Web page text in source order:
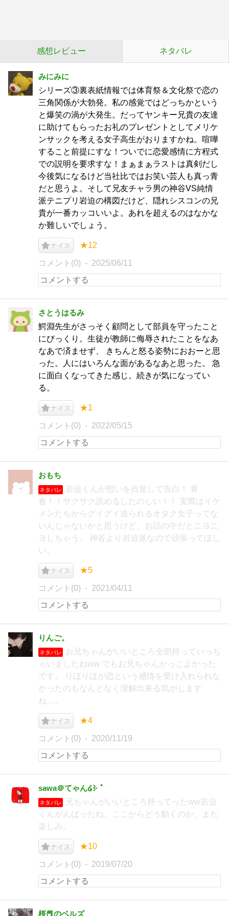
感想レビュー ネタバレ
みにみに
シリーズ③裏表紙情報では体育祭＆文化祭で恋の
三角関係が大勃発。私の感覚ではどっちかという
と爆笑の渦が大発生。だってヤンキー兄貴の友達
に助けてもらったお礼のプレゼントとしてメリケ
ンサックを考える女子高生がおりますかね。喧嘩
すること前提にすな！ついでに恋愛感情に方程式
での説明を要求すな！まぁまぁラストは真剣だし
今後気になるけど当社比ではお笑い芸人も真っ青
だと思うよ。そして兄友チャラ男の神谷VS純情
派テニプリ岩迫の構図だけど、隠れシスコンの兄
貴が一番カッコいいよ。あれを超えるのはなかな
か難しいでしょう。
ナイス ★12
コメント(0) 2025/06/11
さとうはるみ
鰐淵先生がさっそく顧問として部員を守ったこと
にびっくり。生徒が教師に侮辱されたことをなあ
なあで済ませず、 きちんと怒る姿勢におおーと思
った。人にはいろんな面があるなあと思った。 急
に面白くなってきた感じ。続きが気になってい
る。
ナイス ★1
コメント(0) 2022/05/15
おもち
ネタバレ
岩迫くんが想いを自覚して告白！ 青
春！！サクサク読めるしたのしい！！ 実際はイケ
メンたちからグイグイ迫られるオタク女子ってな
いんじゃないかと思うけど、お話の中だとニヨニ
ヨしちゃう。 神谷より岩迫派なので頑張ってほし
い。
ナイス ★5
コメント(0) 2021/04/11
りんご。
ネタバレ
お兄ちゃんがいいところ全部持っていっち
ゃいましたねww でもお兄ちゃんかっこよかった
です。 りほりほが恋という感情を受け入れられな
かったのもなんとなく理解出来る気がします
ね…。
ナイス ★4
コメント(0) 2020/11/19
sawa＠てゃん໒꒱· ﾟ
ネタバレ
兄ちゃんがいいところ持ってったww岩迫
くんがんばったね。ここからどう動くのか、また
楽しみ。
ナイス ★10
コメント(0) 2019/07/20
桜📕のベルズ